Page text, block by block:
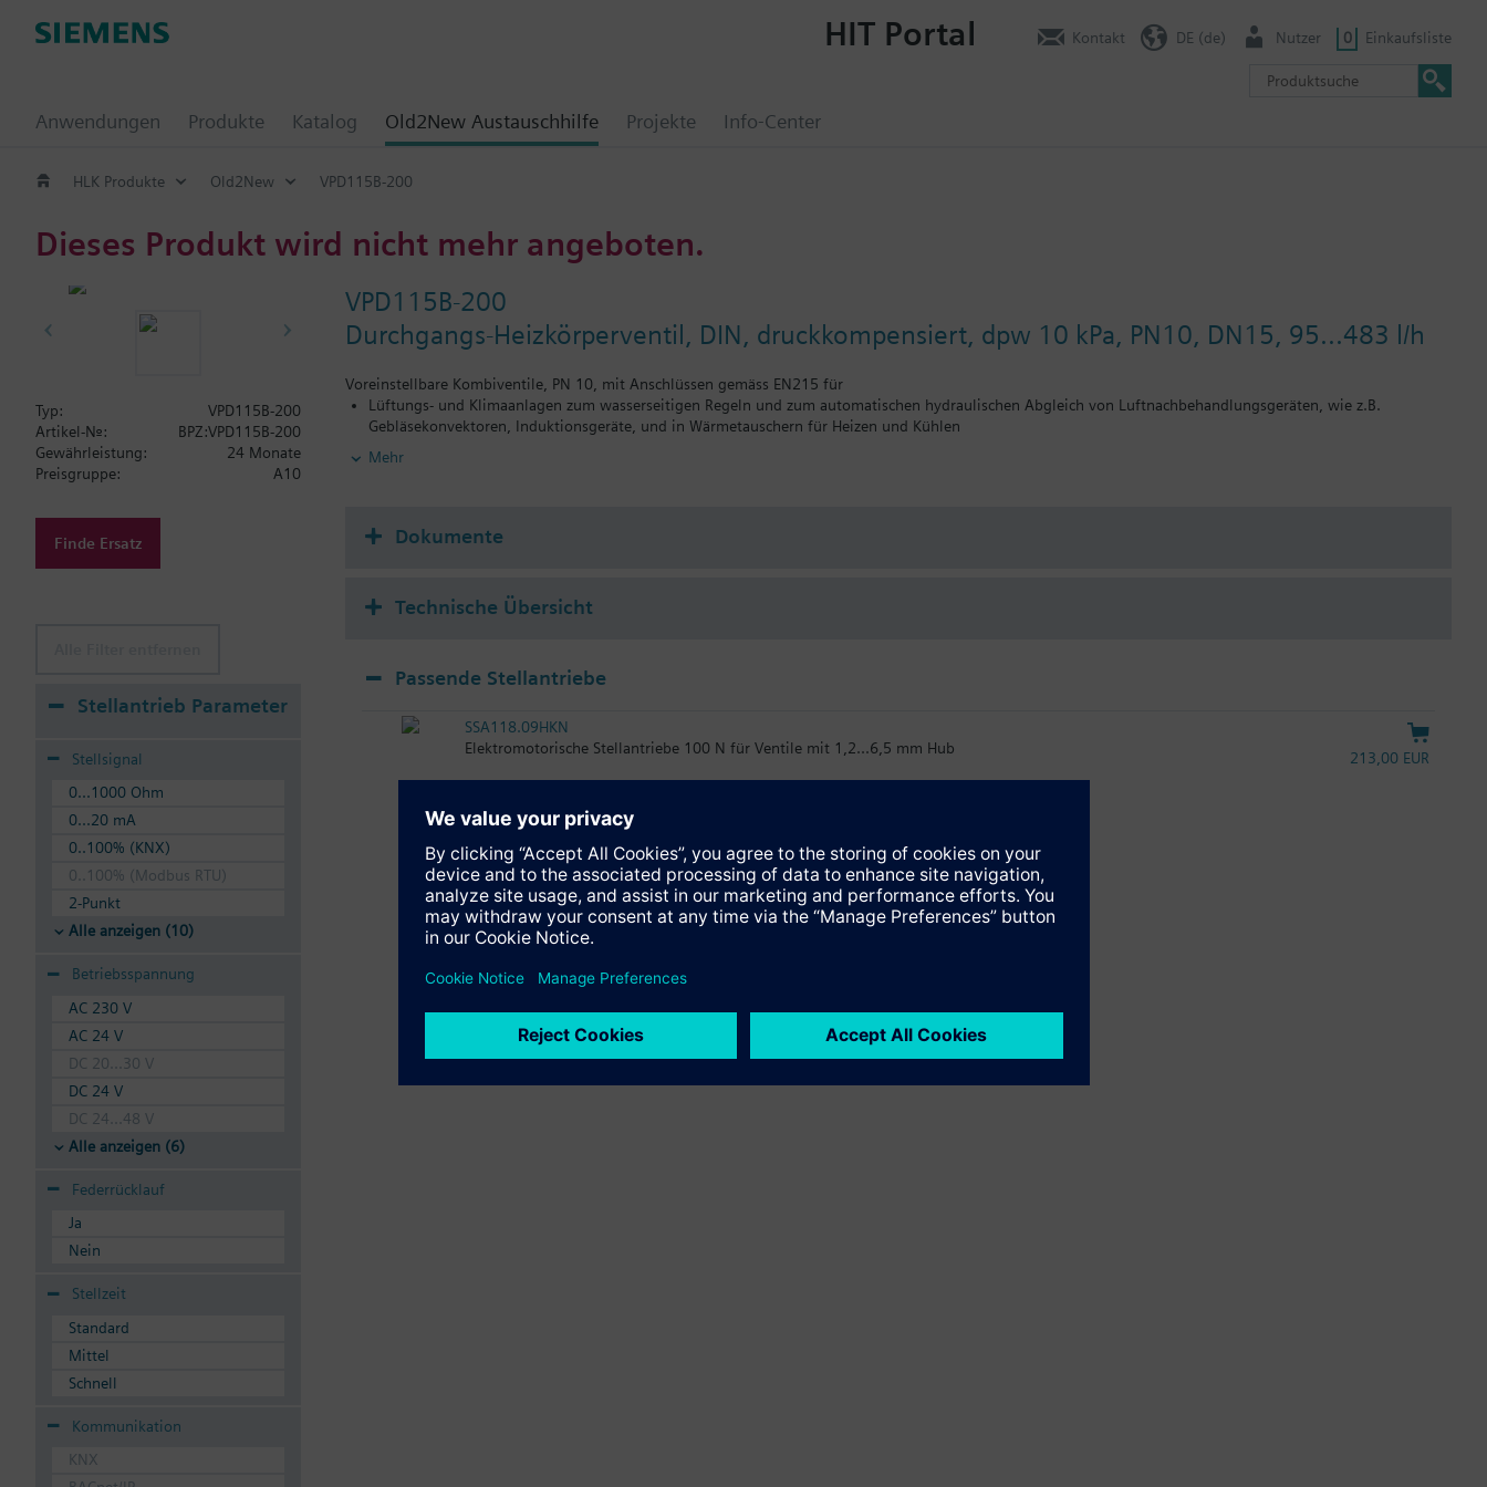
Anwendungen Produkte Katalog Old2New Austauschhilfe Projekte Info-Center
HIT Portal Kontakt DE (de) Nutzer 0 Einkaufsliste
HLK Produkte Old2New VPD115B-200
Dieses Produkt wird nicht mehr angeboten.
VPD115B-200
Durchgangs-Heizkörperventil, DIN, druckkompensiert, dpw 10 kPa, PN10, DN15, 95...483 l/h
Voreinstellbare Kombiventile, PN 10, mit Anschlüssen gemäss EN215 für
Lüftungs- und Klimaanlagen zum wasserseitigen Regeln und zum automatischen hydraulischen Abgleich von Luftnachbehandlungsgeräten, wie z.B.
Gebläsekonvektoren, Induktionsgeräte, und in Wärmetauschern für Heizen und Kühlen
geschlossene Kreisläufe
Zulässige Medien: Wasser (nach VDI 2035), Wasser mit Frostschutz.
Mehr
Typ:
VPD115B-200
Artikel-Nr.:
BPZ:VPD115B-200
Gewährleistung:
24 Monate
Preisgruppe:
A10
Finde Ersatz
Stellantrieb Parameter
Stellsignal
0...1000 Ohm
0...20 mA
0..100% (KNX)
0..100% (Modbus RTU)
2-Punkt
Alle anzeigen (10)
Betriebsspannung
AC 230 V
AC 24 V
DC 20...30 V
DC 24 V
DC 24...48 V
Alle anzeigen (6)
Federrücklauf
Ja
Nein
Stellzeit
Standard
Mittel
Schnell
Kommunikation
KNX
Dokumente
Technische Übersicht
Passende Stellantriebe
SSA118.09HKN
Elektromotorische Stellantriebe 100 N für Ventile mit 1,2...6,5 mm Hub
213,00 EUR